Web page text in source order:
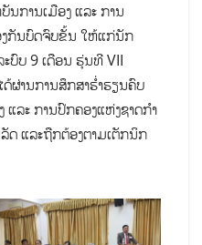
ການເມືອງ ແລະ ການ
ງກັນບົດຈົບຂັ້ນ ໃຫ້ແກ່ນັກ
ບົບ 9 ເດືອນ ຮຸ່ນທີ VII
ຜ່ານການສຶກສາຮໍ່າຮຽນຄົບ
ລະ ການປົກຄອງແຫ່ງຊາດກໍາ
ດ ແລະຖືກຕ້ອງຕາມເຕັກນິກ